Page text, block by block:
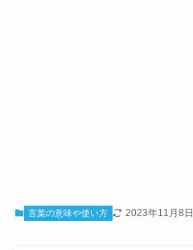
言葉の意味や使い方 2023年11月8日